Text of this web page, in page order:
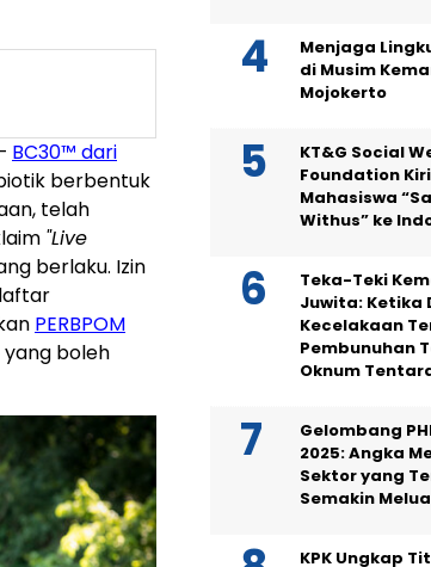
BC30™ dari
berbentuk
telah
"Live
berlaku. Izin
PERBPOM
boleh
Menjaga
di Musim
Mojokerto
KT&G Social
Foundation
Mahasiswa
Withus” ke
Teka-Teki
Juwita: Ketika
Kecelakaan
Pembunuhan
Oknum
Gelombang
2025: Angka
Sektor yang
Semakin
KPK Ungkap